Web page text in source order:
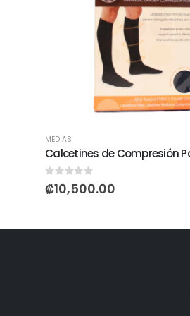
MEDIAS
0out of 5
₡10,500.00